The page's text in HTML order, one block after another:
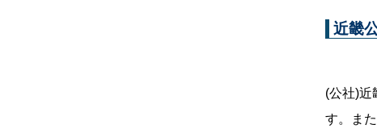
近畿
(公社)近
す。ま